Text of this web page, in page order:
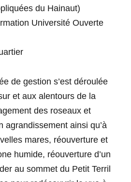
du Hainaut)
Université Ouverte
de gestion s’est déroulée
et aux alentours de la
des roseaux et
agrandissement ainsi qu’à
mares, réouverture et
humide, réouverture d’un
au sommet du Petit Terril